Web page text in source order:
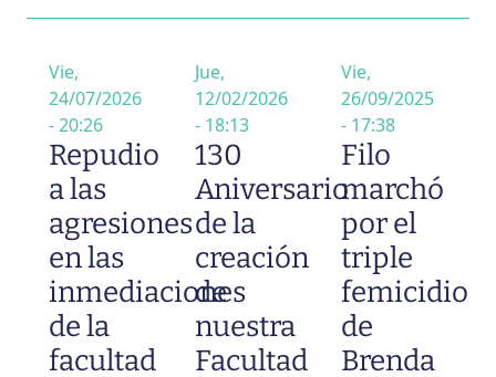
Vie,
24/07/2026
- 20:26
Repudio
a las
agresiones
en las
inmediaciones
de la
facultad
Jue,
12/02/2026
- 18:13
130
Aniversario
de la
creación
de
nuestra
Facultad
Vie,
26/09/2025
- 17:38
Filo
marchó
por el
triple
femicidio
de
Brenda